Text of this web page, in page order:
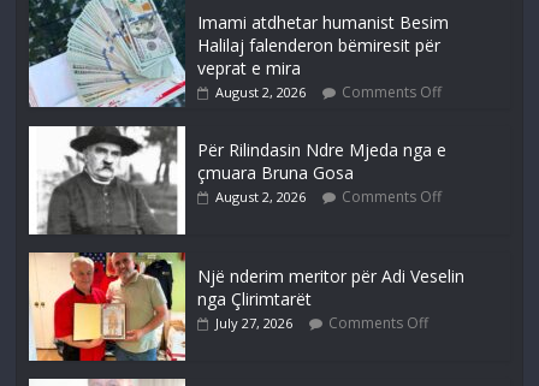
Imami atdhetar humanist Besim
Halilaj falenderon bëmiresit për
veprat e mira
August 2, 2026 Comments Off
Për Rilindasin Ndre Mjeda nga e
çmuara Bruna Gosa
August 2, 2026 Comments Off
Një nderim meritor për Adi Veselin
nga Çlirimtarët
July 27, 2026 Comments Off